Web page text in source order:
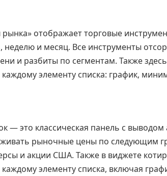
отображает торговые
неделю и месяц. Все инструменты
и разбиты по сегментам. Также
элементу списка: график,
— это классическая панель с
рыночные цены по следующим
и акции США. Также в виджете
элементу списка, включая